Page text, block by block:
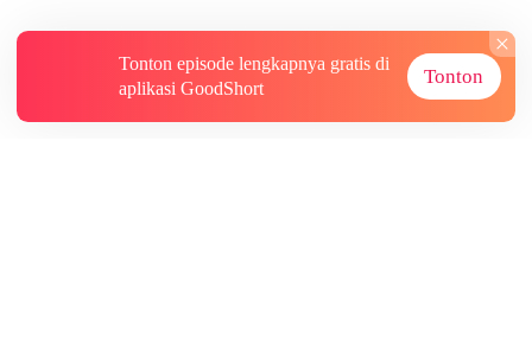
Tonton episode lengkapnya gratis di
aplikasi GoodShort
Tonton